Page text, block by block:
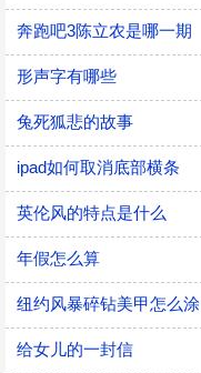
奔跑吧3陈立农是哪一期
形声字有哪些
兔死狐悲的故事
ipad如何取消底部横条
英伦风的特点是什么
年假怎么算
纽约风暴碎钻美甲怎么涂
给女儿的一封信